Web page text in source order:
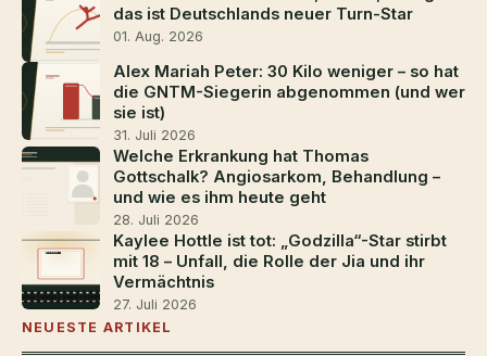
das ist Deutschlands neuer Turn-Star
01. Aug. 2026
Alex Mariah Peter: 30 Kilo weniger – so hat
die GNTM-Siegerin abgenommen (und wer
sie ist)
31. Juli 2026
Welche Erkrankung hat Thomas
Gottschalk? Angiosarkom, Behandlung –
und wie es ihm heute geht
28. Juli 2026
Kaylee Hottle ist tot: „Godzilla“-Star stirbt
mit 18 – Unfall, die Rolle der Jia und ihr
Vermächtnis
27. Juli 2026
NEUESTE ARTIKEL